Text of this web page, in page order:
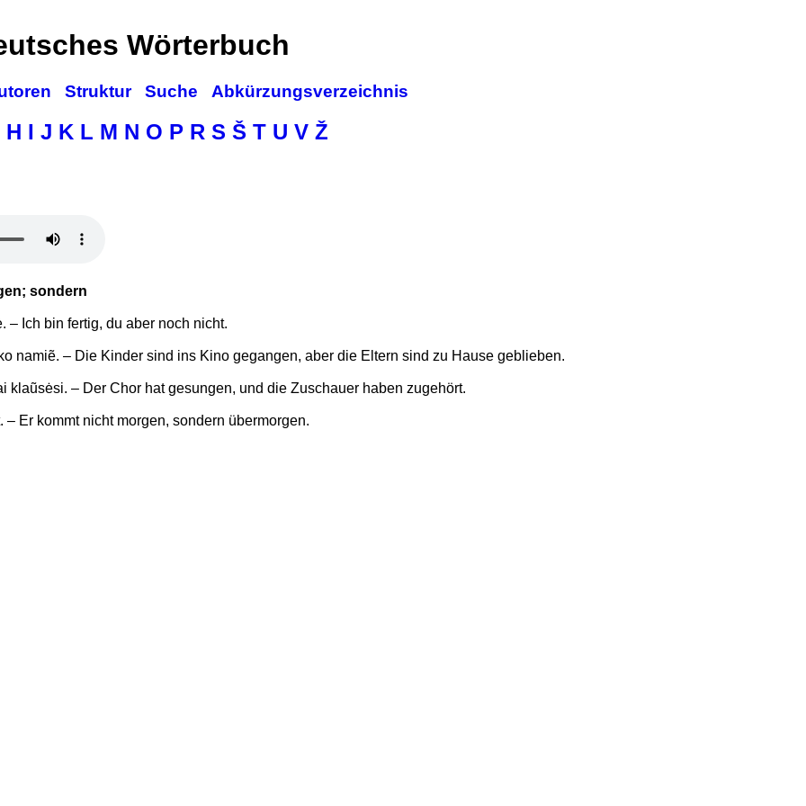
Wörterbuch
Struktur Suche Abkürzungsverzeichnis
H I J K L M N O P R S Š T U V Ž
sondern
– Ich bin fertig, du aber noch nicht.
namiẽ. – Die Kinder sind ins Kino gegangen, aber die Eltern sind zu Hause geblieben.
klaũsėsi. – Der Chor hat gesungen, und die Zuschauer haben zugehört.
– Er kommt nicht morgen, sondern übermorgen.